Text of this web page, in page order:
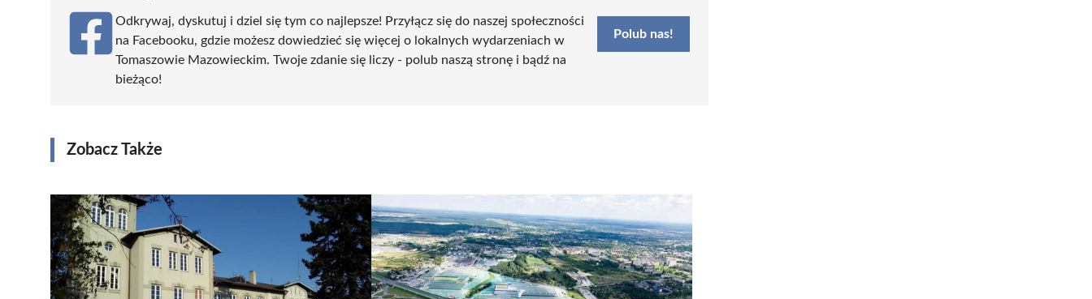
Odkrywaj, dyskutuj i dziel się tym co najlepsze! Przyłącz się do naszej społeczności
na Facebooku, gdzie możesz dowiedzieć się więcej o lokalnych wydarzeniach w
Tomaszowie Mazowieckim. Twoje zdanie się liczy - polub naszą stronę i bądź na
bieżąco!
Polub nas!
Zobacz Także